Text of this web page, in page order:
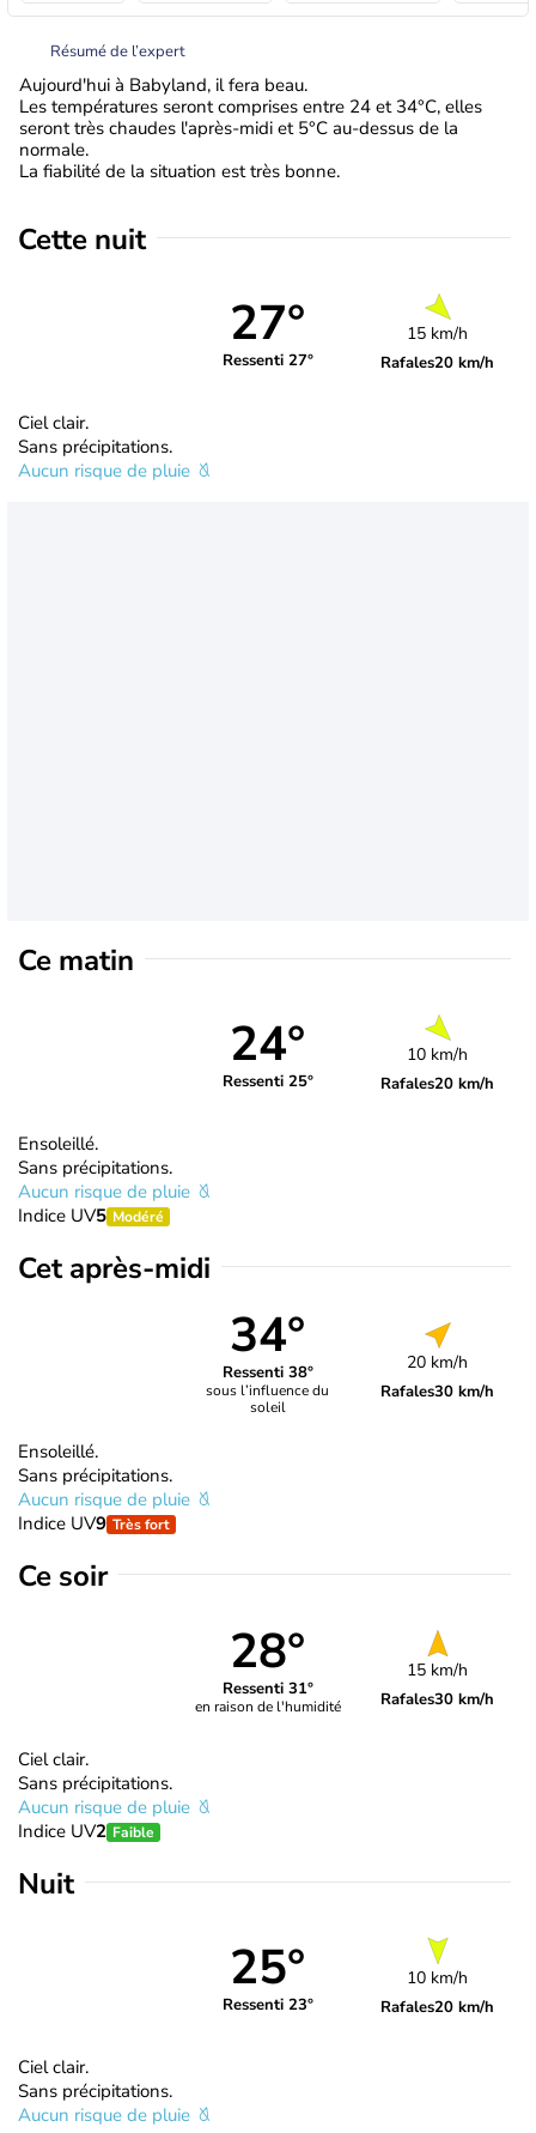
Résumé de l’expert
Aujourd'hui à Babyland, il fera beau.
Les températures seront comprises entre 24 et 34°C, elles
seront très chaudes l'après-midi et 5°C au-dessus de la
normale.
La fiabilité de la situation est très bonne.
Cette nuit
27°
Ressenti 27°
15 km/h
Rafales20 km/h
Ciel clair.
Sans précipitations.
Aucun risque de pluie
Ce matin
24°
Ressenti 25°
10 km/h
Rafales20 km/h
Ensoleillé.
Sans précipitations.
Aucun risque de pluie
Indice UV5 Modéré
Cet après-midi
34°
Ressenti 38°
sous l’influence du
soleil
20 km/h
Rafales30 km/h
Ensoleillé.
Sans précipitations.
Aucun risque de pluie
Indice UV9 Très fort
Ce soir
28°
Ressenti 31°
en raison de l'humidité
15 km/h
Rafales30 km/h
Ciel clair.
Sans précipitations.
Aucun risque de pluie
Indice UV2 Faible
Nuit
25°
Ressenti 23°
10 km/h
Rafales20 km/h
Ciel clair.
Sans précipitations.
Aucun risque de pluie